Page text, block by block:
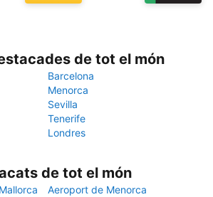
de tot el món
Barcelona
Menorca
Sevilla
Tenerife
Londres
de tot el món
Aeroport de Menorca